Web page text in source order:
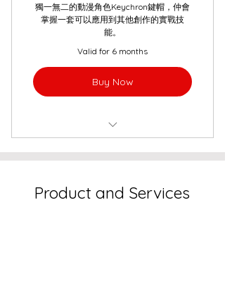
獨一無二的動漫角色Keychron鍵帽，仲會
掌握一套可以應用到其他創作的實戰技
能。
Valid for 6 months
Buy Now
Product and Services